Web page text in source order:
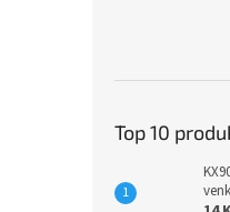
Top 10